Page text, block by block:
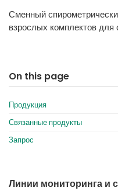
France
Сменный
взрослых комплектов для
On this page
Продукция
Связанные продукты
Запрос
Линии мониторинга и